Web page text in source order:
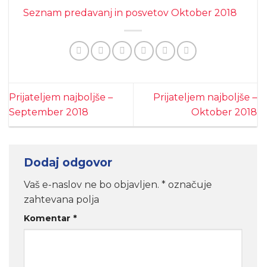
Seznam predavanj in posvetov Oktober 2018
Prijateljem najboljše –
September 2018
Prijateljem najboljše –
Oktober 2018
Dodaj odgovor
Vaš e-naslov ne bo objavljen. * označuje
zahtevana polja
Komentar *